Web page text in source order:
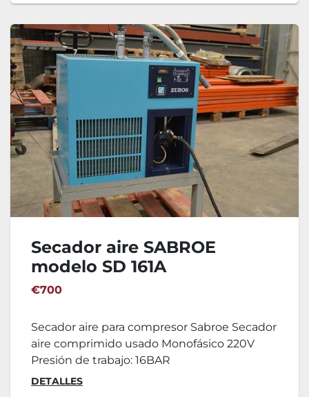
Secador aire SABROE
modelo SD 161A
€700
Secador aire para compresor Sabroe Secador
aire comprimido usado Monofásico 220V
Presión de trabajo: 16BAR
DETALLES